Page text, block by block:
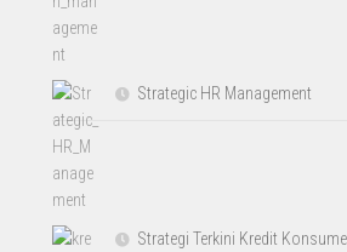
Strategic HR Management
Strategi Terkini Kredit